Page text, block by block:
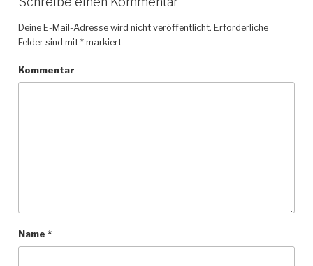
Deine E-Mail-Adresse wird nicht veröffentlicht. Erforderliche
Felder sind mit *markiert
Kommentar
Name *